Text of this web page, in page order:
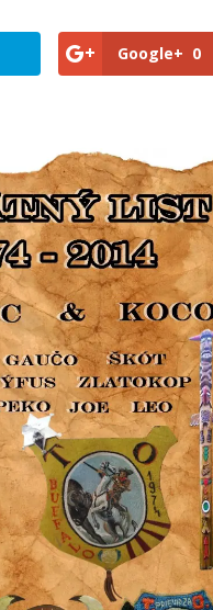
Google+ 0